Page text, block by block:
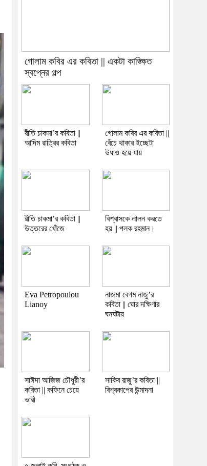
গোলাম কবির এর কবিতা || একটা কাঙ্ক্ষিত
স্বপ্নের গল্প
রীতি চাকমা’র কবিতা ||
আদিম রাত্রির কবিতা
গোলাম কবির এর কবিতা ||
বেঁচে থাকার ইচ্ছেটা
উধাও হয়ে যায়
রীতি চাকমা’র কবিতা ||
উত্তরের খোঁজে
বিশ্বাসকে লালন করতে
হয় || পলক রহমান।
Eva Petropoulou
Lianoy
নাজমা বেগম নাজু’র
কবিতা || ঘোর দক্ষিণার
ঘনঘটায়
সাঈদা আজিজ চৌধুরী’র
কবিতা || কফিনে চেয়ে
ভারী
সাকিব রাজু’র কবিতা ||
বিশ্বকাপের উন্মাদনা